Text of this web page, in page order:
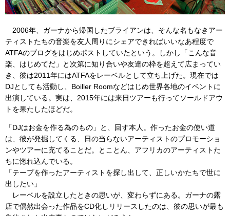
2006年、ガーナから帰国したブライアンは、そんな名もなきアー
ティストたちの音楽を友人周りにシェアできればいいなあ程度で
ATFAのブログをはじめポストしていたという。しかし「こんな音
楽、はじめてだ」と次第に知り合いや友達の枠を超えて広まってい
き、彼は2011年にはATFAをレーベルとして立ち上げた。現在では
DJとしても活動し、Boiller Roomなどはじめ世界各地のイベントに
出演している。実は、2015年には来日ツアーも行ってソールドアウ
トを果たしたほどだ。
「DJはお金を作る為のもの」と、回す本人。作ったお金の使い道
は、彼が発掘してくる、日の当らないアーティストのプロモーショ
ンやツアーに充てることだ。とことん、アフリカのアーティストた
ちに惚れ込んでいる。
「テープを作ったアーティストを探し出して、正しいかたちで世に
出したい」
レーベルを設立したときの思いが、変わらずにある。ガーナの露
店で偶然出会った作品をCD化しリリースしたのは、彼の思いが最も